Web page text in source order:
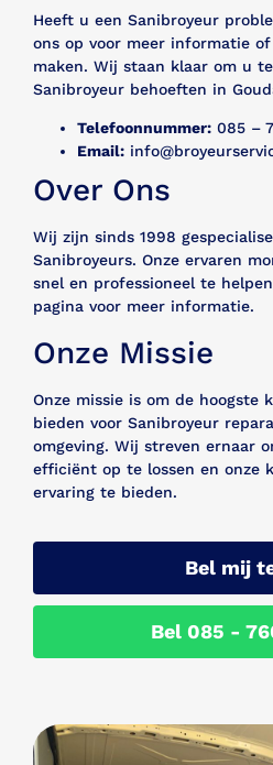
Heeft u een Sanibroyeur
ons op voor meer informatie
maken. Wij staan klaar om u
Sanibroyeur behoeften in
Telefoonnummer: 085 –
Email:
Over Ons
Wij zijn sinds 1998
Sanibroyeurs. Onze ervaren
snel en professioneel te helpen.
pagina voor meer informatie.
Onze Missie
Onze missie is om de hoogste
bieden voor Sanibroyeur
omgeving. Wij streven ernaar
efficiënt op te lossen en onze
ervaring te bieden.
Bel mij
Bel 085 -